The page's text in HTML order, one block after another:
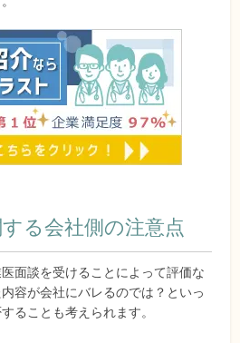
る会社側の注意点
面談を受けることによって評価な
容が会社にバレるのでは？といっ
ることも考えられます。